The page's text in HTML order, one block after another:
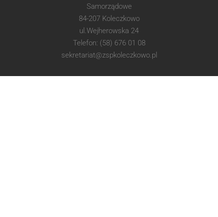
Samorządowe
84-207 Koleczkowo
ul.Wejherowska 24
Telefon: (58) 676 01 08
sekretariat@zspkoleczkowo.pl